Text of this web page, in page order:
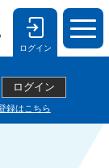
ログイン